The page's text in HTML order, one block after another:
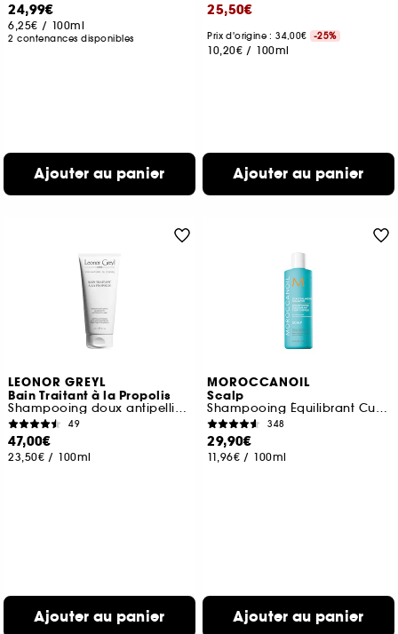
24,99€
6,25€ / 100ml
2 contenances disponibles
Ajouter au panier
25,50€
Prix d'origine : 34,00€ -25%
10,20€ / 100ml
Ajouter au panier
LEONOR GREYL
Bain Traitant à la Propolis
Shampooing doux antipelliculaire
49
47,00€
23,50€ / 100ml
Ajouter au panier
MOROCCANOIL
Scalp
Shampooing Équilibrant Cuir Chevelu
348
29,90€
11,96€ / 100ml
Ajouter au panier